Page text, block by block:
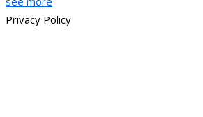
Privacy Policy